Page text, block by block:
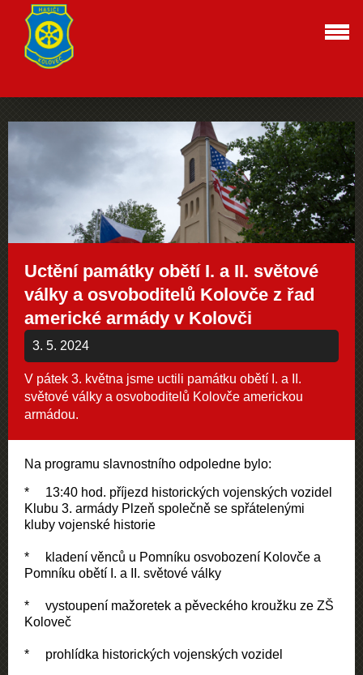
Uctění památky obětí I. a II. světové
války a osvoboditelů Kolovče z řad
americké armády v Kolovči
3. 5. 2024
V pátek 3. května jsme uctili památku obětí I. a II.
světové války a osvoboditelů Kolovče americkou
armádou.
Na programu slavnostního odpoledne bylo:
* 13:40 hod. příjezd historických vojenských vozidel
Klubu 3. armády Plzeň společně se spřátelenými
kluby vojenské historie
* kladení věnců u Pomníku osvobození Kolovče a
Pomníku obětí I. a II. světové války
* vystoupení mažoretek a pěveckého kroužku ze ZŠ
Koloveč
* prohlídka historických vojenských vozidel